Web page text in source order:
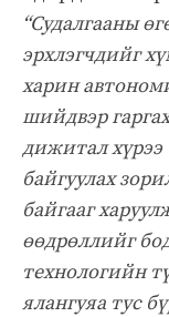
“Судалгааны
эрхлэгчдийг
харин
шийдвэр
дижитал хүрээ
байгуулах
байгааг
өөдрөллийг
технологийн
ялангуяа тус